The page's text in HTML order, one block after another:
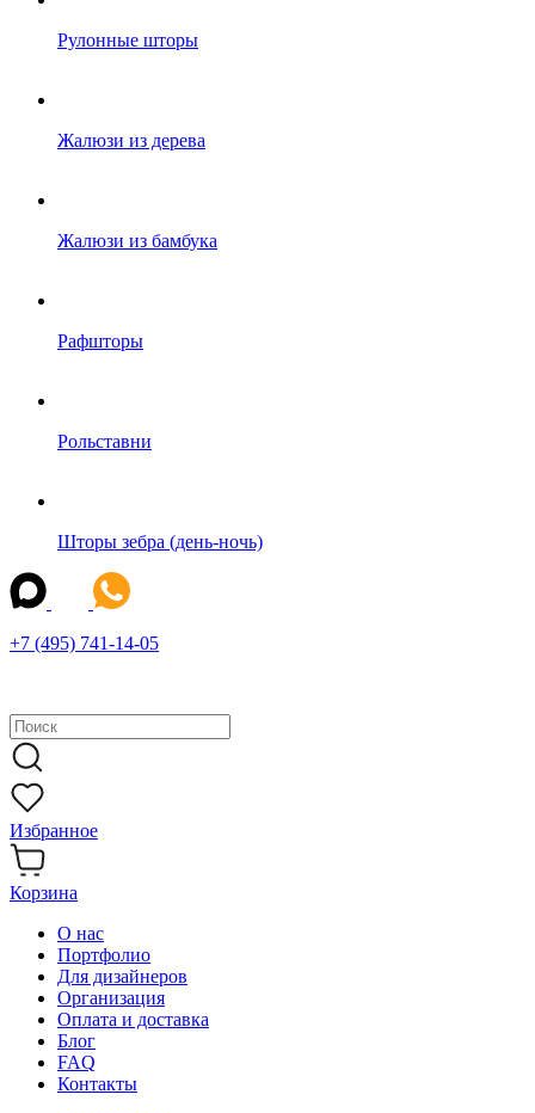
Рулонные шторы
Жалюзи из дерева
Жалюзи из бамбука
Рафшторы
Рольставни
Шторы зебра (день-ночь)
+7 (495) 741-14-05
Избранное
Корзина
О нас
Портфолио
Для дизайнеров
Организация
Оплата и доставка
Блог
FAQ
Контакты